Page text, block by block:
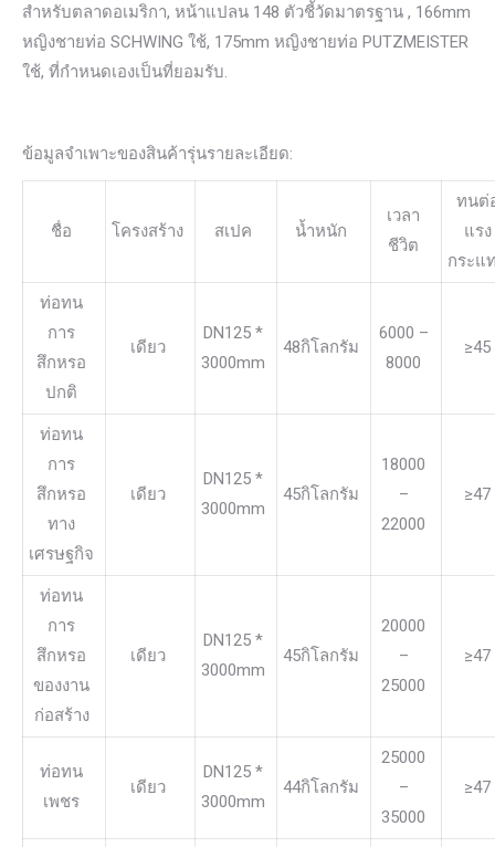
สำหรับตลาดอเมริกา, หน้าแปลน 148 ตัวชี้วัดมาตรฐาน , 166mm
หญิงชายท่อ SCHWING ใช้, 175mm หญิงชายท่อ PUTZMEISTER
ใช้, ที่กำหนดเองเป็นที่ยอมรับ.
ข้อมูลจำเพาะของสินค้ารุ่นรายละเอียด:
ชื่อ โครงสร้าง สเปค น้ำหนัก
เวลา
ชีวิต
ทนต่
แรง
กระแ
ท่อทน
การ
สึกหรอ
ปกติ
เดียว
DN125 *
3000mm
48กิโลกรัม
6000 –
8000
≥45
ท่อทน
การ
สึกหรอ
ทาง
เศรษฐกิจ
เดียว
DN125 *
3000mm
45กิโลกรัม
18000
–
22000
≥47
ท่อทน
การ
สึกหรอ
ของงาน
ก่อสร้าง
เดียว
DN125 *
3000mm
45กิโลกรัม
20000
–
25000
≥47
ท่อทน
เพชร
เดียว
DN125 *
3000mm
44กิโลกรัม
25000
–
35000
≥47